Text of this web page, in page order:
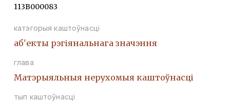
113В000083
катэгорыя каштоўнасці
аб'екты рэгіянальнага значэння
глава
Матэрыяльныя нерухомыя каштоўнасці
тып каштоўнасці